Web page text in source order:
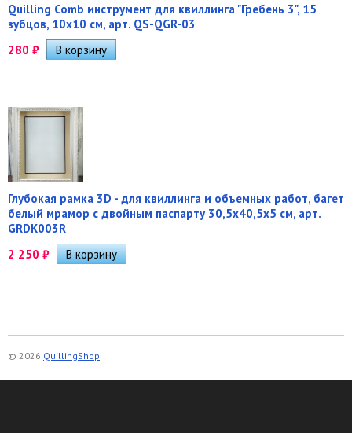
Quilling Comb инструмент для квиллинга "Гребень 3", 15
зубцов, 10х10 см, арт. QS-QGR-03
280 ₽
Глубокая рамка 3D - для квиллинга и объемных работ, багет
белый мрамор с двойным паспарту 30,5х40,5х5 см, арт.
GRDK003R
2 250 ₽
© 2026 QuillingShop